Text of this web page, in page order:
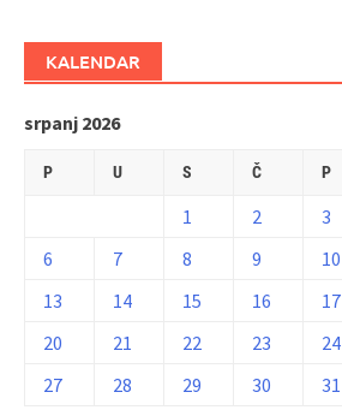
KALENDAR
srpanj 2026
P U S Č P
1 2 3
6
7 8 9 10
13
14 15 16 17
20
21 22 23 24
27
28 29 30 31